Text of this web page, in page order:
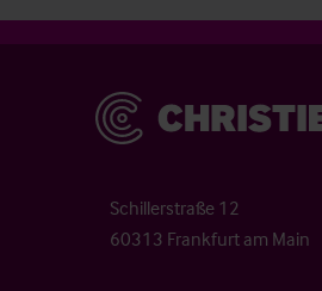
Christie & Co
Schillerstraße 12
60313 Frankfurt am Main